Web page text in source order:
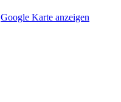
Google Karte anzeigen